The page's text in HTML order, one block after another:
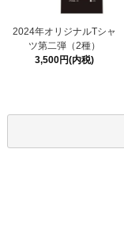
2024年オリジナルTシャ
ツ第二弾（2種）
3,500円(内税)